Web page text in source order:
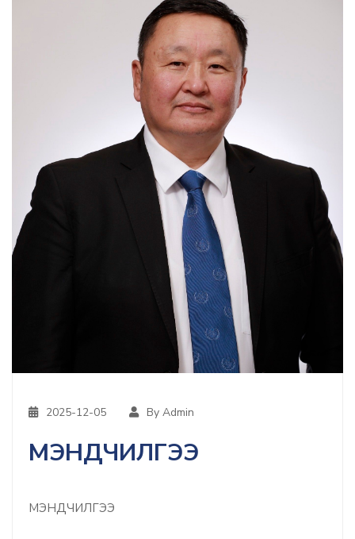
2025-12-05 By Admin
МЭНДЧИЛГЭЭ
МЭНДЧИЛГЭЭ